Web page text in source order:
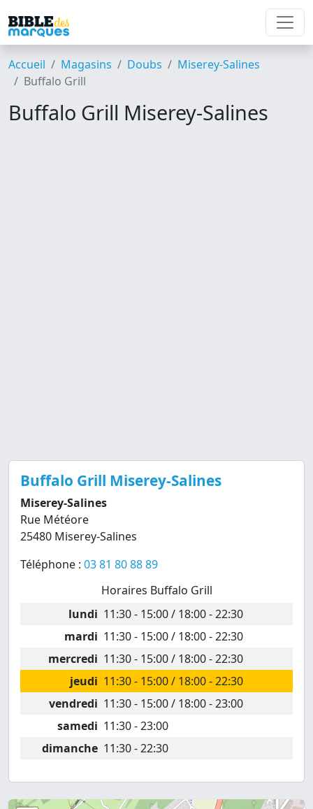
Accueil Magasins Doubs
Miserey-Salines
Buffalo Grill
Buffalo Grill Miserey-Salines
Buffalo Grill Miserey-Salines
Miserey-Salines
Rue Météore
25480 Miserey-Salines
Téléphone : 03 81 80 88 89
Horaires Buffalo Grill
lundi 11:30 - 15:00 / 18:00 - 22:30
mardi 11:30 - 15:00 / 18:00 - 22:30
mercredi 11:30 - 15:00 / 18:00 - 22:30
jeudi 11:30 - 15:00 / 18:00 - 22:30
vendredi 11:30 - 15:00 / 18:00 - 23:00
samedi 11:30 - 23:00
dimanche 11:30 - 22:30